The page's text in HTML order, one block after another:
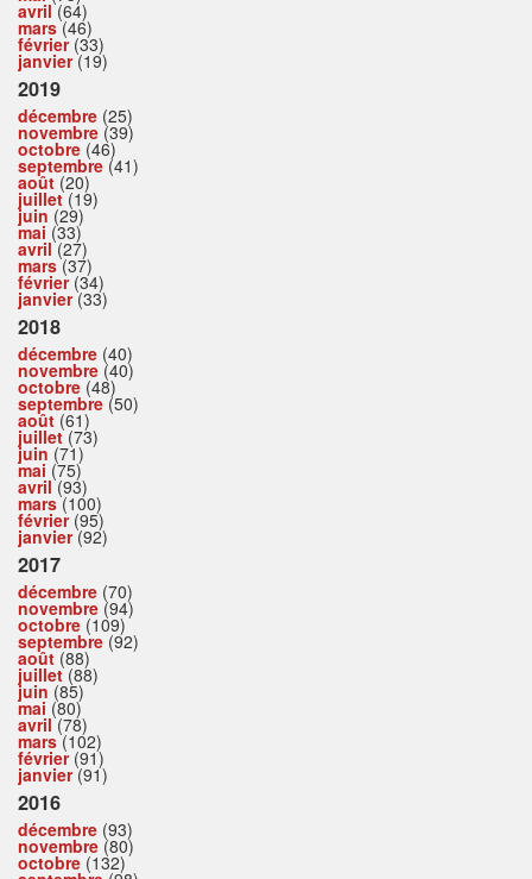
avril(64)
mars(46)
février(33)
janvier(19)
2019
décembre (25)
novembre (39)
octobre (46)
septembre (41)
août (20)
juillet(19)
juin (29)
mai (33)
avril(27)
mars(37)
février(34)
janvier(33)
2018
décembre (40)
novembre (40)
octobre (48)
septembre (50)
août (61)
juillet(73)
juin (71)
mai (75)
avril(93)
mars(100)
février(95)
janvier(92)
2017
décembre (70)
novembre (94)
octobre (109)
septembre (92)
août (88)
juillet(88)
juin (85)
mai (80)
avril(78)
mars(102)
février(91)
janvier(91)
2016
décembre (93)
novembre (80)
octobre (132)